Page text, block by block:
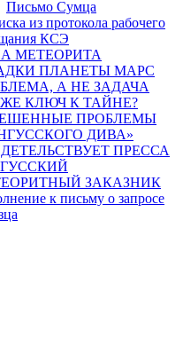
Письмо Сумца
из протокола рабочего
КСЭ
МЕТЕОРИТА
ПЛАНЕТЫ МАРС
А НЕ ЗАДАЧА
ЖЕ КЛЮЧ К ТАЙНЕ?
ПРОБЛЕМЫ
ДИВА»
ПРЕССА
ЗАКАЗНИК
к письму о запросе